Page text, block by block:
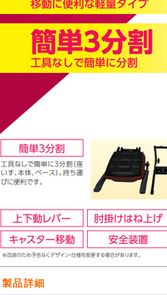
製品詳細